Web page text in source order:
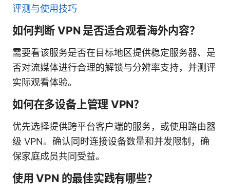
评测与使用技巧
如何判断 VPN 是否适合观看海外内容？
需要看该服务是否在目标地区提供稳定服务器、是
否对流媒体进行合理的解锁与分辨率支持，并测评
实际观看体验。
如何在多设备上管理 VPN？
优先选择提供跨平台客户端的服务，或使用路由器
级 VPN。确认同时连接设备数量和并发限制，确
保家庭成员共同受益。
使用 VPN 的最佳实践有哪些？